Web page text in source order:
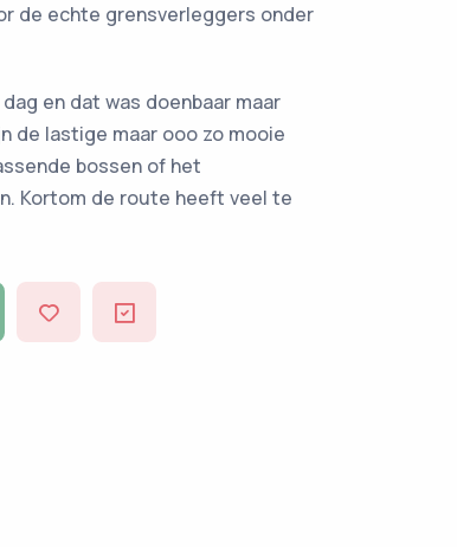
de echte grensverleggers onder
en dat was doenbaar maar
de lastige maar ooo zo mooie
bossen of het
Kortom de route heeft veel te